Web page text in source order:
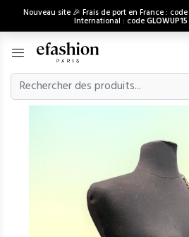
Nouveau site 🎉 Frais de port en France : code
International : codeGLOWUP15